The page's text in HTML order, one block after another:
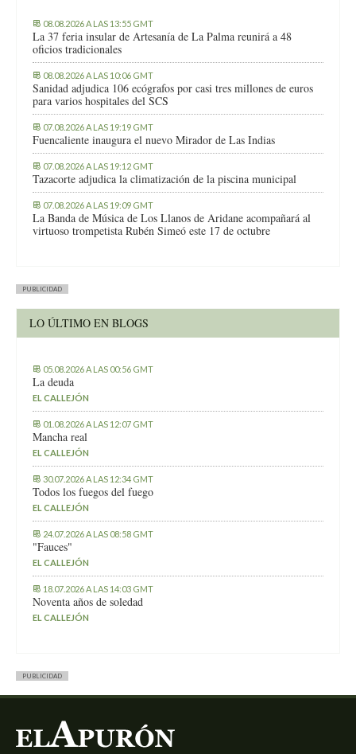
08.08.2026 A LAS 13:55 GMT
La 37 feria insular de Artesanía de La Palma reunirá a 48
oficios tradicionales
08.08.2026 A LAS 10:06 GMT
Sanidad adjudica 106 ecógrafos por casi tres millones de euros
para varios hospitales del SCS
07.08.2026 A LAS 19:19 GMT
Fuencaliente inaugura el nuevo Mirador de Las Indias
07.08.2026 A LAS 19:12 GMT
Tazacorte adjudica la climatización de la piscina municipal
07.08.2026 A LAS 19:09 GMT
La Banda de Música de Los Llanos de Aridane acompañará al
virtuoso trompetista Rubén Simeó este 17 de octubre
PUBLICIDAD
LO ÚLTIMO EN BLOGS
05.08.2026 A LAS 00:56 GMT
La deuda
EL CALLEJÓN
01.08.2026 A LAS 12:07 GMT
Mancha real
EL CALLEJÓN
30.07.2026 A LAS 12:34 GMT
Todos los fuegos del fuego
EL CALLEJÓN
24.07.2026 A LAS 08:58 GMT
"Fauces"
EL CALLEJÓN
18.07.2026 A LAS 14:03 GMT
Noventa años de soledad
EL CALLEJÓN
PUBLICIDAD